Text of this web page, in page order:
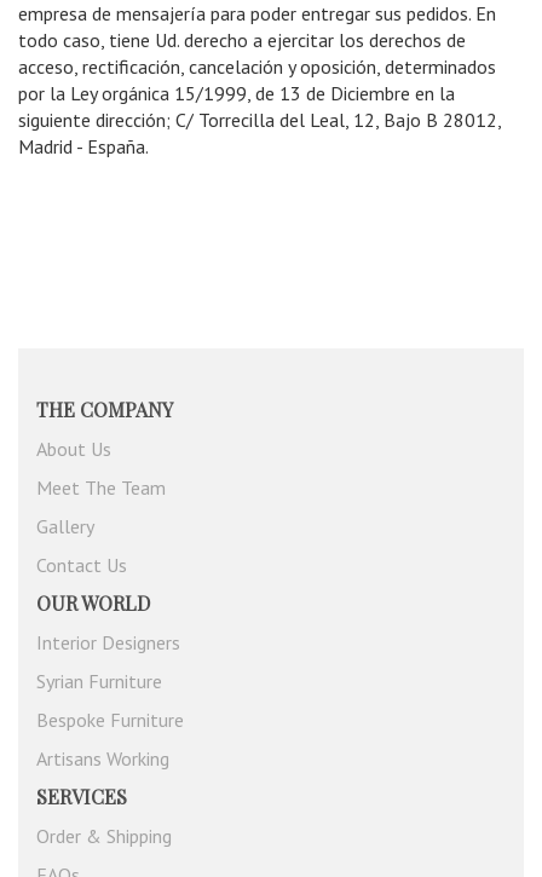
empresa de mensajería para poder entregar sus pedidos. En
todo caso, tiene Ud. derecho a ejercitar los derechos de
acceso, rectificación, cancelación y oposición, determinados
por la Ley orgánica 15/1999, de 13 de Diciembre en la
siguiente dirección; C/ Torrecilla del Leal, 12, Bajo B 28012,
Madrid - España.
THE COMPANY
About Us
Meet The Team
Gallery
Contact Us
OUR WORLD
Interior Designers
Syrian Furniture
Bespoke Furniture
Artisans Working
SERVICES
Order & Shipping